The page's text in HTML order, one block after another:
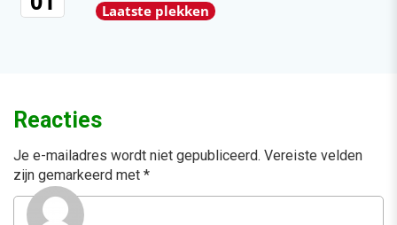
Laatste plekken
Reacties
Je e-mailadres wordt niet gepubliceerd. Vereiste velden
zijn gemarkeerd met *